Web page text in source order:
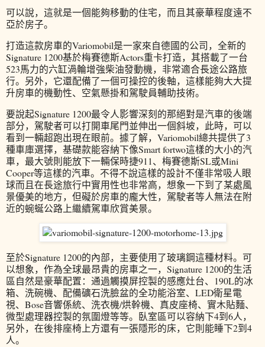
可以說，這就是一個能夠移動的住宅，而且其豪華程度遠不
亞於房子。
打造這款房車的Variomobil是一家來自德國的公司，全新的
Signature 1200基於梅賽德斯Actors重卡打造，其搭載了一台
523馬力的六缸渦輪增強柴油發動機，非常適合長途公路旅
行。另外，它還配備了一個可操控的後軸，這樣能夠大大提
升房車的機動性、空氣懸掛和駕駛員輔助技術。
要說起Signature 1200最令人影響深刻的那絕對是汽車的後端
部分，駕駛者可以打開車尾門並伸出一個斜坡，此時，可以
看到一輛超跑出現在眼前。據了解，Variomobil總共提供了3
種車庫選擇，基礎款能容納下像Smart fortwo這樣的大小的汽
車，最大號則能放下一輛保時捷911、梅賽德斯SL或Mini
Cooper等這樣的汽車。不得不說這樣的設計不僅非常吸人眼
球而且在長途旅行中實用性也非常高，想象一下到了某處風
景優美的地方，但礙於房車的龐大性，駕駛者等人無法在附
近的蜿蜒公路上繼續駕車欣賞美景。
至於Signature 1200的內部，主要使用了玻璃鋼這種材料。可
以想象，作為全球最昂貴的房車之一，Signature 1200的生活
區自然是豪華配置：通過觸摸屏控製的感應灶台、190L的冰
箱、洗碗機、配備礦石洗臉盆的全功能浴室、LED衛星電
視、Bose音響係統、洗衣機/烘幹機、真皮座椅、實木貼麵、
微型處理器控製的氛圍燈等等。臥室區可以容納下4到6人，
另外，在後排座椅上方還有一張隱形的床，它則能睡下2到4
人。